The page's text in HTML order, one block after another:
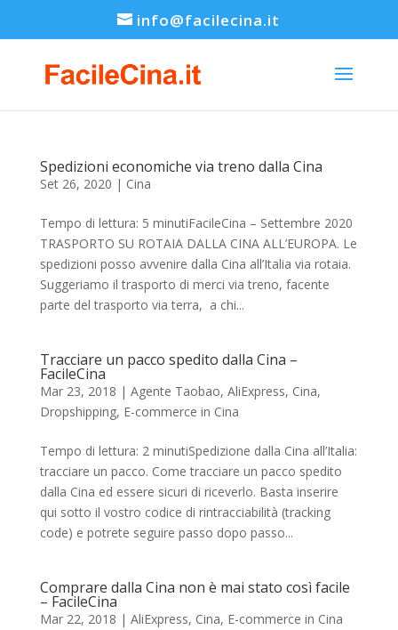
info@facilecina.it
Spedizioni economiche via treno dalla Cina
Set 26, 2020 | Cina
Tempo di lettura: 5 minutiFacileCina – Settembre 2020
TRASPORTO SU ROTAIA DALLA CINA ALL’EUROPA. Le
spedizioni posso avvenire dalla Cina all’Italia via rotaia.
Suggeriamo il trasporto di merci via treno, facente
parte del trasporto via terra, a chi...
Tracciare un pacco spedito dalla Cina –
FacileCina
Mar 23, 2018 | Agente Taobao, AliExpress, Cina,
Dropshipping, E-commerce in Cina
Tempo di lettura: 2 minutiSpedizione dalla Cina all’Italia:
tracciare un pacco. Come tracciare un pacco spedito
dalla Cina ed essere sicuri di riceverlo. Basta inserire
qui sotto il vostro codice di rintracciabilità (tracking
code) e potrete seguire passo dopo passo...
Comprare dalla Cina non è mai stato così facile
– FacileCina
Mar 22, 2018 | AliExpress, Cina, E-commerce in Cina